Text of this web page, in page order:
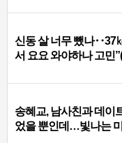
신동 살 너무 뺐나‥37
서 요요 와야하나 고민
송혜교, 남사친과 데이
었을 뿐인데…빛나는